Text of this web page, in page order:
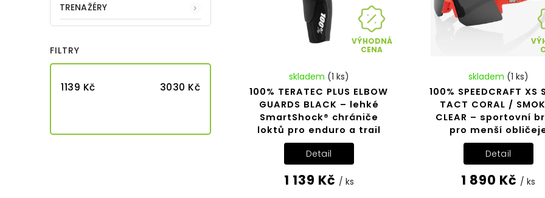
TRENAŽÉRY
FILTRY
1139 Kč 3030 Kč
VÝHODNÁ
CENA
100% TERATEC PLUS ELBOW
GUARDS BLACK – lehké
SmartShock® chrániče
loktů pro enduro a trail
skladem (1 ks)
1 139 Kč / ks
Detail
100% SPEEDCRAFT XS
TACT CORAL /
CLEAR – sportovní
pro menší
skladem (1 ks)
1 890 Kč / ks
Detail